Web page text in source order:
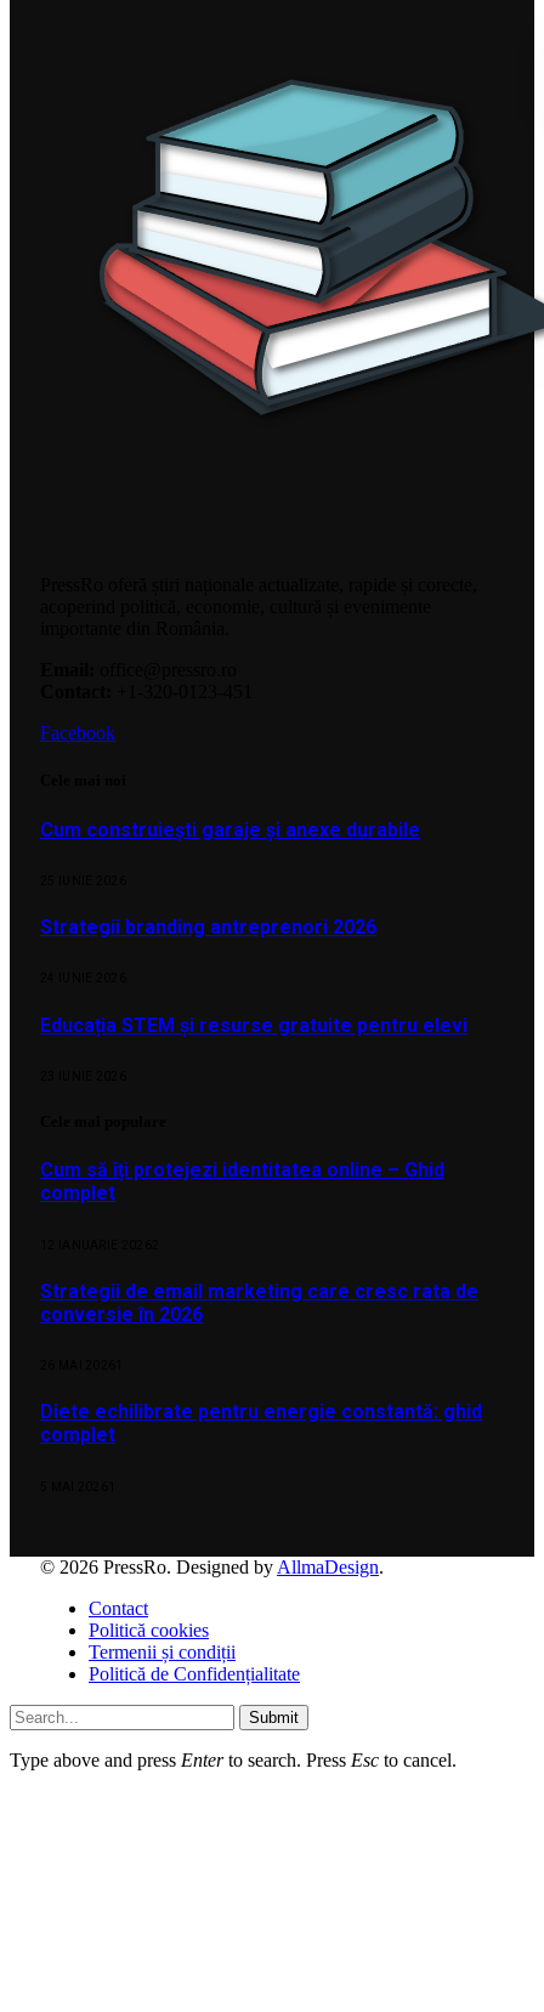
Facebook
Cum construiești garaje și anexe durabile
Strategii branding antreprenori 2026
Educația STEM și resurse gratuite pentru elevi
Cum să îți protejezi identitatea online – Ghid
complet
Strategii de email marketing care cresc rata de
conversie în 2026
Diete echilibrate pentru energie constantă: ghid
complet
© 2026 PressRo. Designed by AllmaDesign.
Contact
Politică cookies
Termenii și condiții
Politică de Confidențialitate
Submit
Type above and press Enterto search. Press Esc to cancel.